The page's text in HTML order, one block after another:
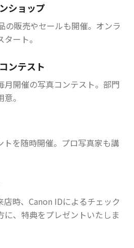
ショップ
の販売やセールも開催。オンラ
ート。
ンテスト
月開催の写真コンテスト。部門
。
トを随時開催。プロ写真家も講
店時、Canon IDによるチェック
に、特典をプレゼントいたしま